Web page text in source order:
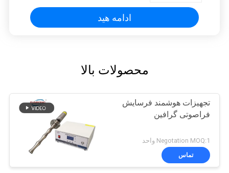
ادامه هید
محصولات بالا
تجهیزات هوشمند فرسایش
فراصوتی گرافین
Negotation MOQ:1 واحد
تماس